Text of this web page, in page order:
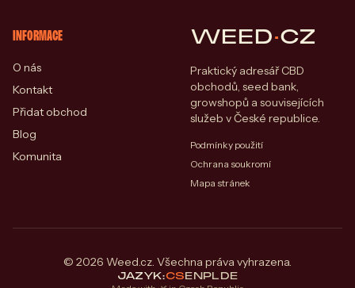
INFORMACE
O nás
Kontakt
Přidat obchod
Blog
Komunita
WEED·CZ
Praktický adresář CBD
obchodů, seed bank,
growshopů a souvisejících
služeb v České republice.
Podmínky použití
Ochrana soukromí
Mapa stránek
© 2026 Weed.cz. Všechna práva vyhrazena.
JAZYK:CSENPLDE